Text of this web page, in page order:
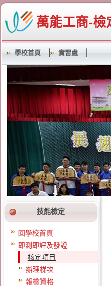
萬能工商-檢
學校首頁 實習處
技能檢定
回學校首頁
即測即評及發證
核定項目
辦理梯次
報檢資格